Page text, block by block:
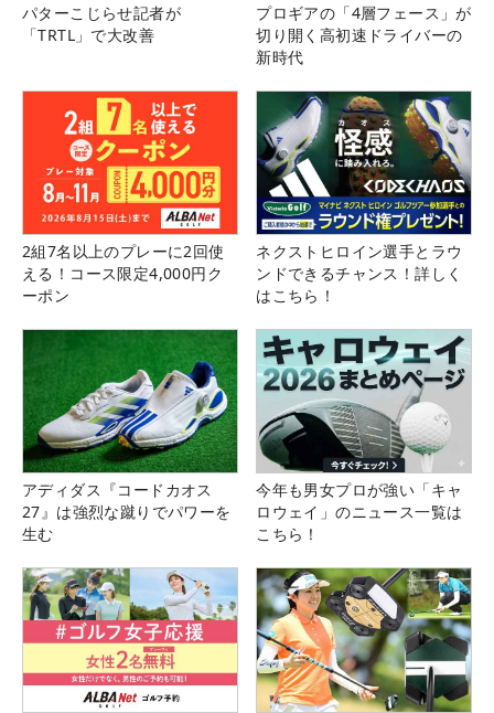
パターこじらせ記者が
「TRTL」で大改善
プロギアの「4層フェース」が
切り開く高初速ドライバーの
新時代
2組7名以上のプレーに2回使
える！コース限定4,000円ク
ーポン
ネクストヒロイン選手とラウ
ンドできるチャンス！詳しく
はこちら！
アディダス『コードカオス
27』は強烈な蹴りでパワーを
生む
今年も男女プロが強い「キャ
ロウェイ」のニュース一覧は
こちら！